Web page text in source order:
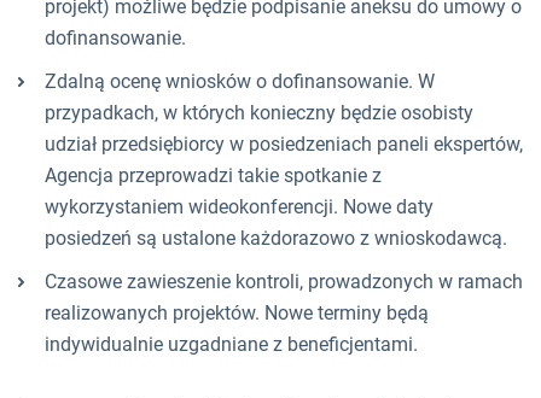
projekt) możliwe będzie podpisanie aneksu do umowy o
dofinansowanie.
Zdalną ocenę wniosków o dofinansowanie. W
przypadkach, w których konieczny będzie osobisty
udział przedsiębiorcy w posiedzeniach paneli ekspertów,
Agencja przeprowadzi takie spotkanie z
wykorzystaniem wideokonferencji. Nowe daty
posiedzeń są ustalone każdorazowo z wnioskodawcą.
Czasowe zawieszenie kontroli, prowadzonych w ramach
realizowanych projektów. Nowe terminy będą
indywidualnie uzgadniane z beneficjentami.